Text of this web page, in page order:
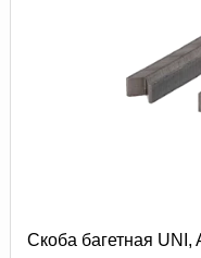
Скоба багетная UNI,